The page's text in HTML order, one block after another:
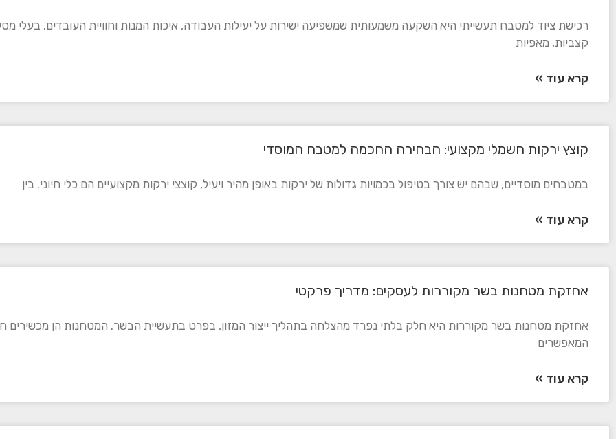
רכישת ציוד למטבח תעשייתי היא השקעה משמעותית שמשפיעה ישירות על יעילות העבודה, איכות המנות וחוויית העובדים. בעלי
קצביות, מאפיות
קרא עוד »
קוצץ ירקות חשמלי מקצועי: הבחירה החכמה למטבח המוסדי
במטבחים מוסדיים, שבהם יש צורך בטיפול בכמויות גדולות של ירקות באופן מהיר ויעיל, קוצצי ירקות מקצועיים הם כלי חיוני. בין
קרא עוד »
אחזקת מטחנות בשר מקוררות לעסקים: מדריך פרקטי
אחזקת מטחנות בשר מקוררות היא חלק בלתי נפרד מהצלחה בתהליך ייצור המזון, בפרט בתעשיית הבשר. המטחנות הן מכשירים
המאפשרים
קרא עוד »